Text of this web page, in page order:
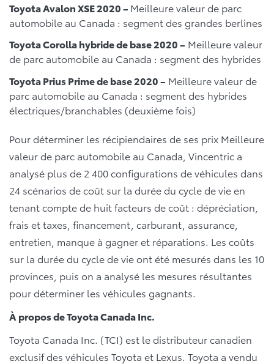
Toyota Avalon XSE 2020 – Meilleure valeur de parc
automobile au Canada : segment des grandes berlines
Toyota Corolla hybride de base 2020 – Meilleure valeur
de parc automobile au Canada : segment des hybrides
Toyota Prius Prime de base 2020 – Meilleure valeur de
parc automobile au Canada : segment des hybrides
électriques/branchables (deuxième fois)
Pour déterminer les récipiendaires de ses prix Meilleure
valeur de parc automobile au Canada, Vincentric a
analysé plus de 2 400 configurations de véhicules dans
24 scénarios de coût sur la durée du cycle de vie en
tenant compte de huit facteurs de coût : dépréciation,
frais et taxes, financement, carburant, assurance,
entretien, manque à gagner et réparations. Les coûts
sur la durée du cycle de vie ont été mesurés dans les 10
provinces, puis on a analysé les mesures résultantes
pour déterminer les véhicules gagnants.
À propos de Toyota Canada Inc.
Toyota Canada Inc. (TCI) est le distributeur canadien
exclusif des véhicules Toyota et Lexus. Toyota a vendu